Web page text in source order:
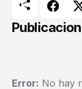
Error: No hay